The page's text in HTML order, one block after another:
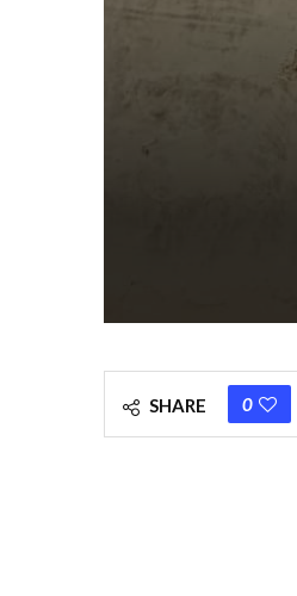
SHARE 0